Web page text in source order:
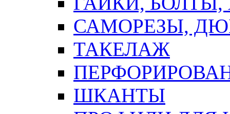
САМОРЕЗЫ,
ТАКЕЛАЖ
ШКАНТЫ